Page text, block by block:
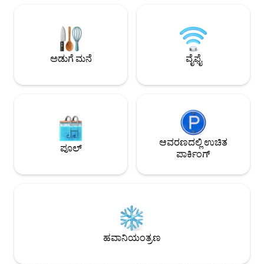
ಅಲೆಗಳ ಶಬ್ದದೊಂದಿಗೆ ಎಚ್ಚರಗೊಳ್ಳಿ, ಸಮುದ್ರದ
ತಂಗಾಳಿಯನ್ನು ಆನಂದಿಸಿ ಮತ್ತು ವಿಶ್ರಾಂತಿಗಾಗಿ
ವಿನ್ಯಾಸಗೊಳಿಸಲಾದ ಶಾಂತ, ಕನಿಷ್ಠತಾವಾದಿ ಸ್ಥಳದಲ್ಲಿ
ವಿಶ್ರಾಂತಿ ಪಡೆಯಿರಿ. ಕುಟುಂಬಗಳು, ಜೋಡಿಗಳು,
ಪರಿಪೂರ್ಣ.
ಅಡುಗೆ ಮನೆ ವೈಫೈ
ಪೂಲ್
ಆವರಣದಲ್ಲಿ ಉಚಿತ
ಪಾರ್ಕಿಂಗ್
ಹವಾನಿಯಂತ್ರಣ